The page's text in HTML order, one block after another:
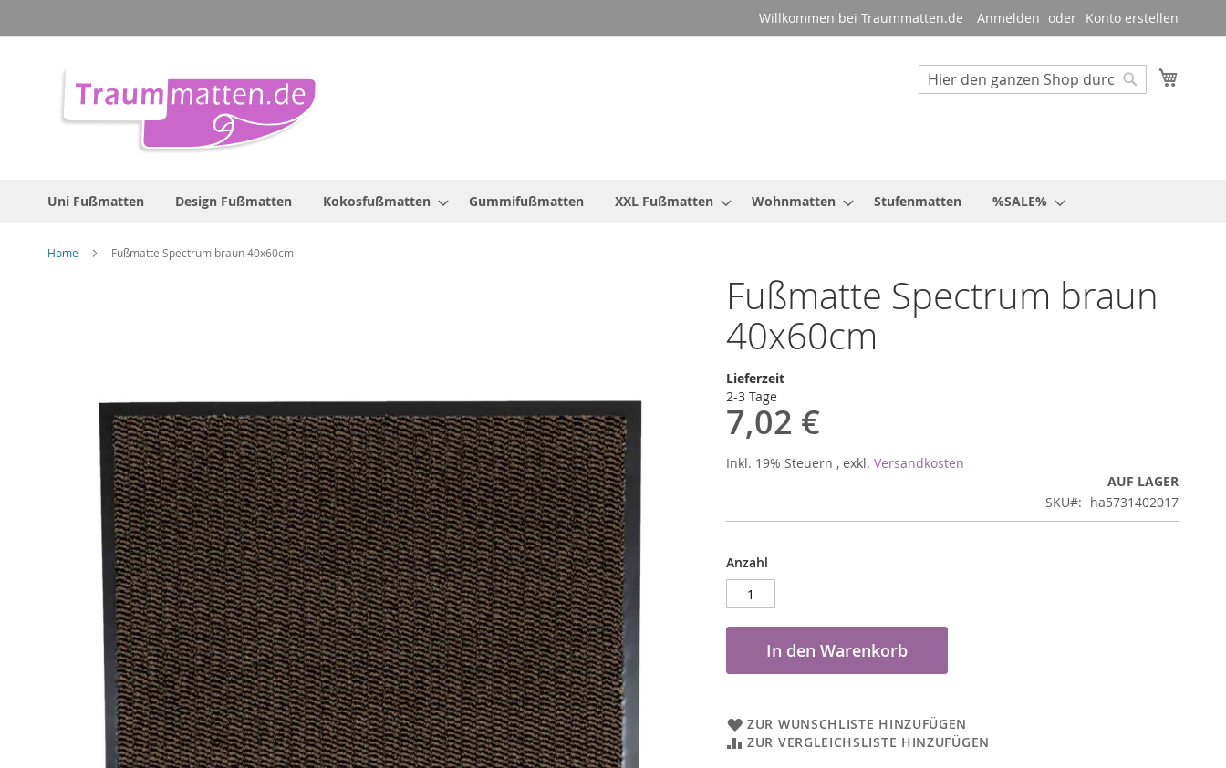
zum
Willkommen bei Traummatten.de Anmelden Konto erstellen
Suche
Uni Fußmatten Design Fußmatten Kokosfußmatten Gummifußmatten XXL Fußmatten Wohnmatten Stufenmatten %SALE%
Home Fußmatte Spectrum braun 40x60cm
Fußmatte Spectrum braun
40x60cm
Lieferzeit
2-3 Tage
7,02 €
Inkl. 19% Steuern , exkl. Versandkosten
AUF LAGER
SKU
ha5731402017
Anzahl
In den Warenkorb
ZUR WUNSCHLISTE HINZUFÜGEN
ZUR VERGLEICHSLISTE HINZUFÜGEN